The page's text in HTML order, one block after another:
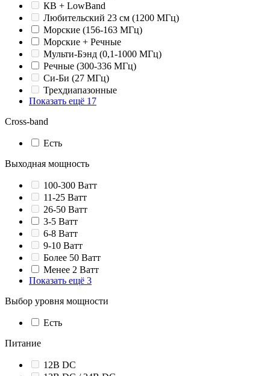
КВ + LowBand
Любительский 23 см (1200 МГц)
Морские (156-163 МГц)
Морские + Речные
Мульти-Бэнд (0,1-1000 МГц)
Речные (300-336 МГц)
Си-Би (27 МГц)
Трехдиапазонные
Показать ещё 17
Cross-band
Есть
Выходная мощность
100-300 Ватт
11-25 Ватт
26-50 Ватт
3-5 Ватт
6-8 Ватт
9-10 Ватт
Более 50 Ватт
Менее 2 Ватт
Показать ещё 3
Выбор уровня мощности
Есть
Питание
12В DC